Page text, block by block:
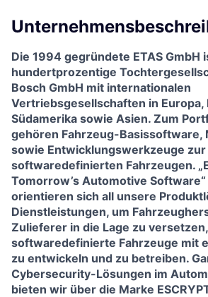
Die 1994 gegründete ETAS GmbH
hundertprozentige
Bosch GmbH mit internationalen
Vertriebsgesellschaften in Europa,
Südamerika sowie Asien. Zum
gehören Fahrzeug-Basissoftware,
sowie Entwicklungswerkzeuge zur
softwaredefinierten Fahrzeugen.
Tomorrow’s Automotive
orientieren sich all unsere
Dienstleistungen, um
Zulieferer in die Lage zu versetzen,
softwaredefinierte Fahrzeuge mit
zu entwickeln und zu betreiben.
Cybersecurity-Lösungen im
bieten wir über die Marke